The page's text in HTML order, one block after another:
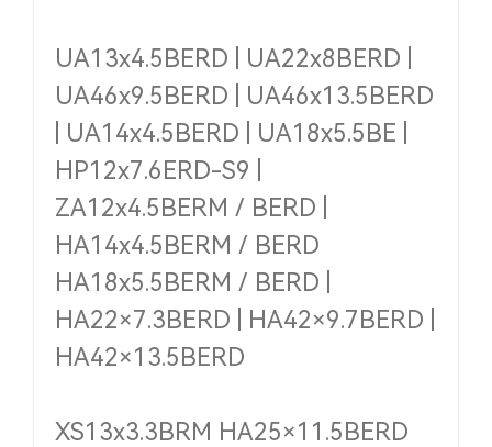
UA13x4.5BERD | UA22x8BERD |
UA46x9.5BERD | UA46x13.5BERD
| UA14x4.5BERD | UA18x5.5BE |
HP12x7.6ERD-S9 |
ZA12x4.5BERM / BERD |
HA14x4.5BERM / BERD
HA18x5.5BERM / BERD |
HA22×7.3BERD | HA42×9.7BERD |
HA42×13.5BERD
XS13x3.3BRM HA25×11.5BERD